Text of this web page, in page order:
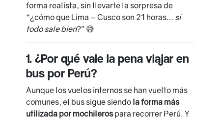
forma realista, sin llevarte la sorpresa de
“¿cómo que Lima – Cusco son 21 horas… si
todo sale bien?” 😅
1. ¿Por qué vale la pena viajar en
bus por Perú?
Aunque los vuelos internos se han vuelto más
comunes, el bus sigue siendo la forma más
utilizada por mochilerospara recorrer Perú. Y